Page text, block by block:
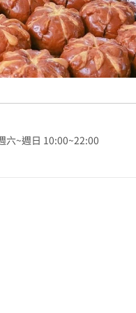
六~週日 10:00~22:00